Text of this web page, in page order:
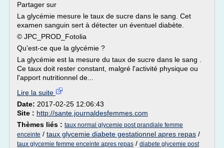
Partager sur
La glycémie mesure le taux de sucre dans le sang. Cet
examen sanguin sert à détecter un éventuel diabète.
© JPC_PROD_Fotolia
Qu'est-ce que la glycémie ?
La glycémie est la mesure du taux de sucre dans le sang .
Ce taux doit rester constant, malgré l'activité physique ou
l'apport nutritionnel de...
Lire la suite
Date: 2017-02-25 12:06:43
Site : http://sante.journaldesfemmes.com
Thèmes liés : taux normal glycemie post prandiale femme
enceinte / taux glycemie diabete gestationnel apres repas /
taux glycemie femme enceinte apres repas / diabete glycemie post